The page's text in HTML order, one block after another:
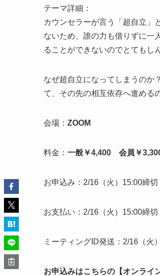
テーマ詳細：
カウンセラーが言う「超自立」
ないため、誰の力も借りずに一
ることができないのでとてもし
なぜ超自立になってしまうのか
て、その先の相互依存へ進める
会場： ZOOM
料金： 一般￥4,400 会員￥
お申込み：2/16（火）15:00締
お支払い：2/16（火）15:00締
ミーティングID発送：2/16（火
お申込みはこちらの【オンライ